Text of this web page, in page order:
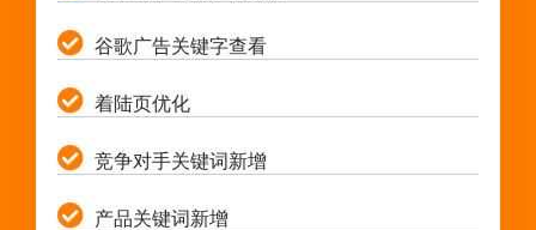
谷歌广告关键字查看
着陆页优化
竞争对手关键词新增
产品关键词新增